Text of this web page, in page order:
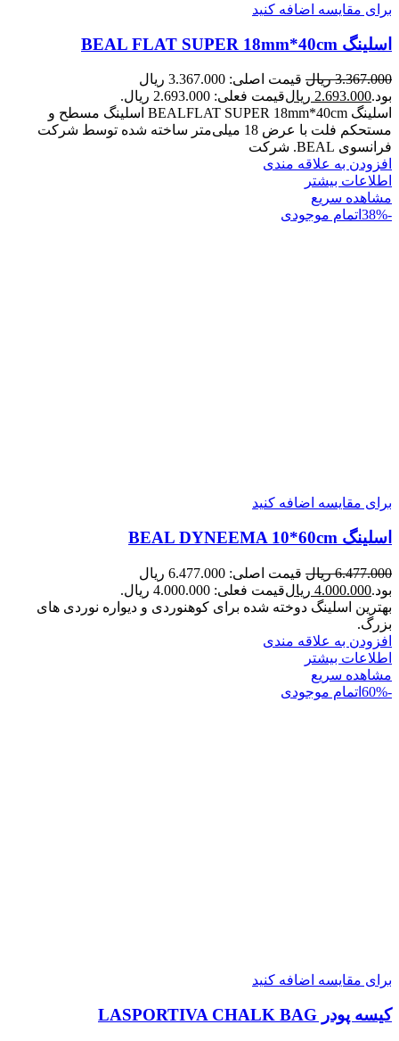
برای مقایسه اضافه کنید
اسلینگ BEAL FLAT SUPER 18mm*40cm
3.367.000 ریال
قیمت اصلی: 3.367.000 ریال
بود.2.693.000 ریالقیمت فعلی: 2.693.000 ریال.
اسلینگ BEALFLAT SUPER 18mm*40cm اسلینگ مسطح و
مستحکم فلت با عرض 18 میلی‌متر ساخته شده توسط شرکت
فرانسوی BEAL. شرکت
افزودن به علاقه مندی
اطلاعات بیشتر
مشاهده سریع
-38%
اتمام موجودی
برای مقایسه اضافه کنید
اسلینگ BEAL DYNEEMA 10*60cm
6.477.000 ریال
قیمت اصلی: 6.477.000 ریال
بود.4.000.000 ریالقیمت فعلی: 4.000.000 ریال.
بهترین اسلینگ دوخته شده برای کوهنوردی و دیواره نوردی های
بزرگ.
افزودن به علاقه مندی
اطلاعات بیشتر
مشاهده سریع
-60%
اتمام موجودی
برای مقایسه اضافه کنید
کیسه پودر LASPORTIVA CHALK BAG